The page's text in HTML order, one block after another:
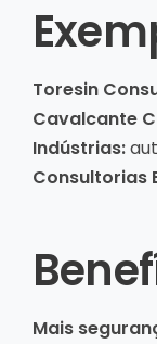
Toresin
Cavalcante
Indústrias:
Consultorias
Mais